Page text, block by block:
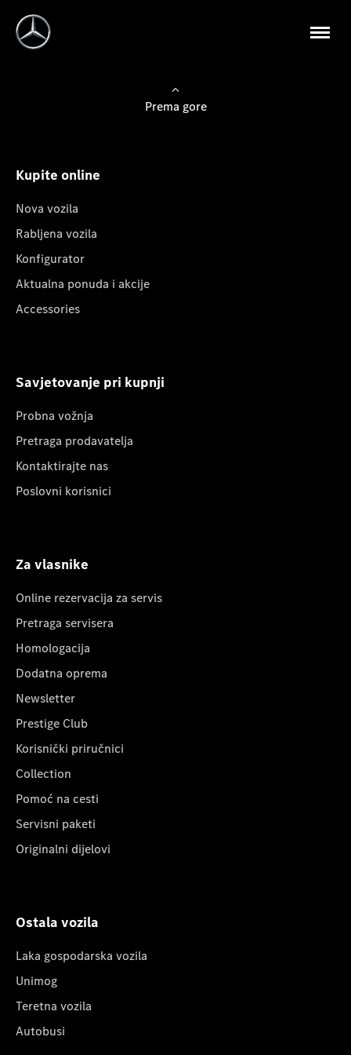
Prema gore
Kupite online
Nova vozila
Rabljena vozila
Konfigurator
Aktualna ponuda i akcije
Accessories
Savjetovanje pri kupnji
Probna vožnja
Pretraga prodavatelja
Kontaktirajte nas
Poslovni korisnici
Za vlasnike
Online rezervacija za servis
Pretraga servisera
Homologacija
Dodatna oprema
Newsletter
Prestige Club
Korisnički priručnici
Collection
Pomoć na cesti
Servisni paketi
Originalni dijelovi
Ostala vozila
Laka gospodarska vozila
Unimog
Teretna vozila
Autobusi